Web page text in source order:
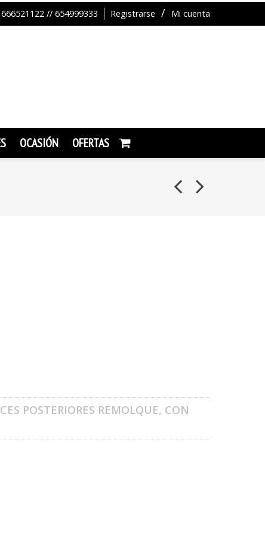
Registrarse Mi cuenta
666521122 // 654999333
OCASIÓN OFERTAS
POSTERIORES REMOLQUE, CON